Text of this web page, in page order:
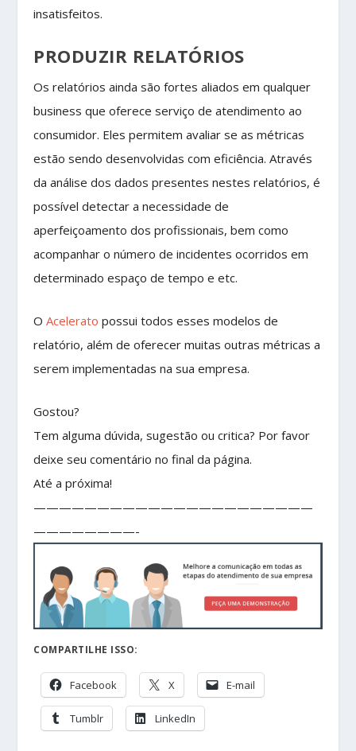
insatisfeitos.
PRODUZIR RELATÓRIOS
Os relatórios ainda são fortes aliados em qualquer
business que oferece serviço de atendimento ao
consumidor. Eles permitem avaliar se as métricas
estão sendo desenvolvidas com eficiência. Através
da análise dos dados presentes nestes relatórios, é
possível detectar a necessidade de
aperfeiçoamento dos profissionais, bem como
acompanhar o número de incidentes ocorridos em
determinado espaço de tempo e etc.
OAcelerato possui todos esses modelos de
relatório, além de oferecer muitas outras métricas a
serem implementadas na sua empresa.
Gostou?
Tem alguma dúvida, sugestão ou critica? Por favor
deixe seu comentário no final da página.
Até a próxima!
——————————————————————
————————-
COMPARTILHE ISSO:
Facebook X E-mail
Tumblr LinkedIn